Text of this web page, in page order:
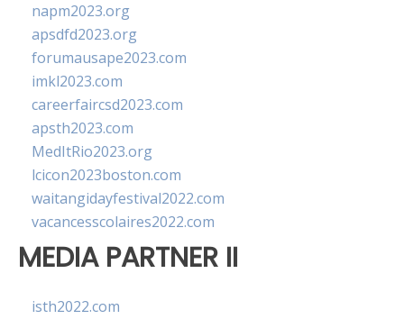
napm2023.org
apsdfd2023.org
forumausape2023.com
imkl2023.com
careerfaircsd2023.com
apsth2023.com
MedItRio2023.org
lcicon2023boston.com
waitangidayfestival2022.com
vacancesscolaires2022.com
MEDIA PARTNER II
isth2022.com